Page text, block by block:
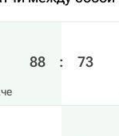
88 : 73